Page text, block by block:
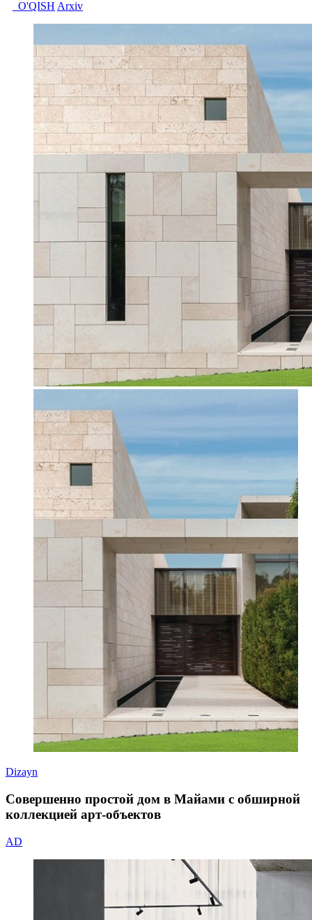
O'QISH Arxiv
Dizayn
Совершенно простой дом в Майами с обширной
коллекцией арт-объектов
AD